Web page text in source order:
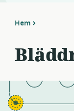
Hem